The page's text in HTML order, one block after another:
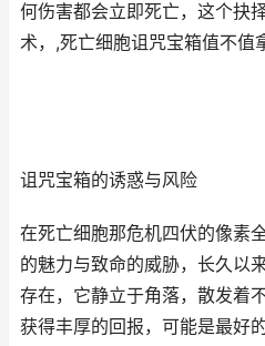
何伤害都会立即死亡，这个抉
术，,死亡细胞诅咒宝箱值不值
诅咒宝箱的诱惑与风险
在死亡细胞那危机四伏的像素
的魅力与致命的威胁，长久以
存在，它静立于角落，散发着
获得丰厚的回报，可能是最好